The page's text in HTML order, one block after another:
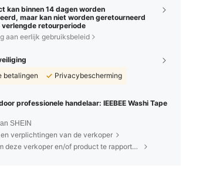
kan binnen 14 dagen worden
maar kan niet worden geretourneerd
retourperiode
aan eerlijk gebruiksbeleid
betalingen
Privacybescherming
professionele handelaar: IEEBEE Washi Tape
SHEIN
verplichtingen van de verkoper
klik hier om deze verkoper en/of product te rapporteren.